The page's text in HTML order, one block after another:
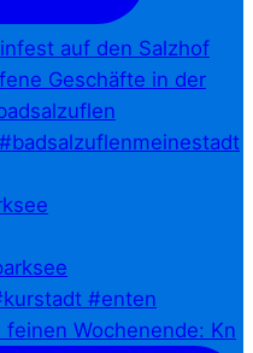
Wochenende: Kn